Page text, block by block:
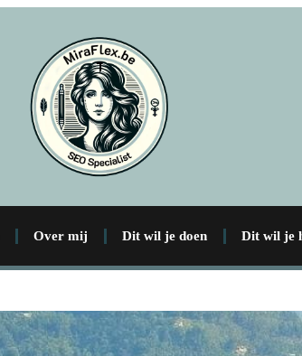
Over mij Dit wil je doen Dit wil je